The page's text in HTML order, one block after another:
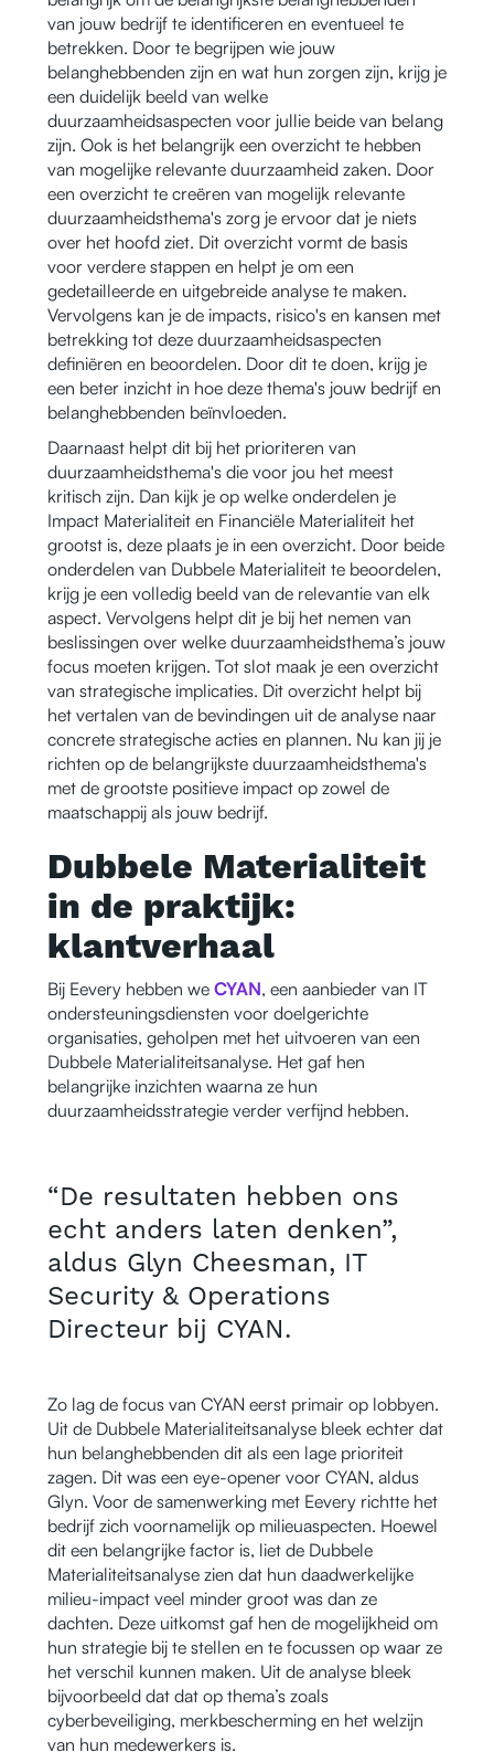
van jouw bedrijf te identificeren en eventueel te
betrekken. Door te begrijpen wie jouw
belanghebbenden zijn en wat hun zorgen zijn, krijg je
een duidelijk beeld van welke
duurzaamheidsaspecten voor jullie beide van belang
zijn. Ook is het belangrijk een overzicht te hebben
van mogelijke relevante duurzaamheid zaken. Door
een overzicht te creëren van mogelijk relevante
duurzaamheidsthema's zorg je ervoor dat je niets
over het hoofd ziet. Dit overzicht vormt de basis
voor verdere stappen en helpt je om een
gedetailleerde en uitgebreide analyse te maken.
Vervolgens kan je de impacts, risico's en kansen met
betrekking tot deze duurzaamheidsaspecten
definiëren en beoordelen. Door dit te doen, krijg je
een beter inzicht in hoe deze thema's jouw bedrijf en
belanghebbenden beïnvloeden.
Daarnaast helpt dit bij het prioriteren van
duurzaamheidsthema's die voor jou het meest
kritisch zijn. Dan kijk je op welke onderdelen je
Impact Materialiteit en Financiële Materialiteit het
grootst is, deze plaats je in een overzicht. Door beide
onderdelen van Dubbele Materialiteit te beoordelen,
krijg je een volledig beeld van de relevantie van elk
aspect. Vervolgens helpt dit je bij het nemen van
beslissingen over welke duurzaamheidsthema’s jouw
focus moeten krijgen. Tot slot maak je een overzicht
van strategische implicaties. Dit overzicht helpt bij
het vertalen van de bevindingen uit de analyse naar
concrete strategische acties en plannen. Nu kan jij je
richten op de belangrijkste duurzaamheidsthema's
met de grootste positieve impact op zowel de
maatschappij als jouw bedrijf.
Dubbele Materialiteit
in de praktijk:
klantverhaal
Bij Eevery hebben we CYAN, een aanbieder van IT
ondersteuningsdiensten voor doelgerichte
organisaties, geholpen met het uitvoeren van een
Dubbele Materialiteitsanalyse. Het gaf hen
belangrijke inzichten waarna ze hun
duurzaamheidsstrategie verder verfijnd hebben.
“De resultaten hebben ons
echt anders laten denken”,
aldus Glyn Cheesman, IT
Security & Operations
Directeur bij CYAN.
Zo lag de focus van CYAN eerst primair op lobbyen.
Uit de Dubbele Materialiteitsanalyse bleek echter dat
hun belanghebbenden dit als een lage prioriteit
zagen. Dit was een eye-opener voor CYAN, aldus
Glyn. Voor de samenwerking met Eevery richtte het
bedrijf zich voornamelijk op milieuaspecten. Hoewel
dit een belangrijke factor is, liet de Dubbele
Materialiteitsanalyse zien dat hun daadwerkelijke
milieu-impact veel minder groot was dan ze
dachten. Deze uitkomst gaf hen de mogelijkheid om
hun strategie bij te stellen en te focussen op waar ze
het verschil kunnen maken. Uit de analyse bleek
bijvoorbeeld dat dat op thema’s zoals
cyberbeveiliging, merkbescherming en het welzijn
van hun medewerkers is.